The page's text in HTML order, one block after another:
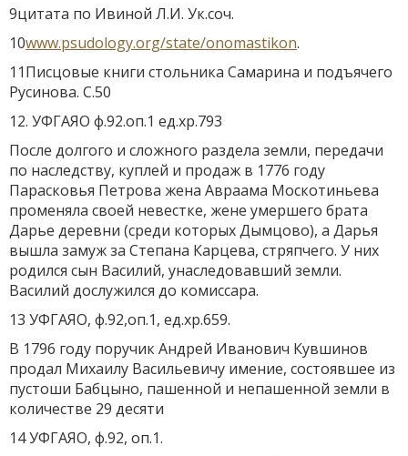
9цитата по Ивиной Л.И. Ук.соч.
10www.psudology.org/state/onomastikon.
11Писцовые книги стольника Самарина и подъячего
Русинова. С.50
12. УФГАЯО ф.92.оп.1 ед.хр.793
После долгого и сложного раздела земли, передачи
по наследству, куплей и продаж в 1776 году
Парасковья Петрова жена Авраама Москотиньева
променяла своей невестке, жене умершего брата
Дарье деревни (среди которых Дымцово), а Дарья
вышла замуж за Степана Карцева, стряпчего. У них
родился сын Василий, унаследовавший земли.
Василий дослужился до комиссара.
13 УФГАЯО, ф.92,оп.1, ед.хр.659.
В 1796 году поручик Андрей Иванович Кувшинов
продал Михаилу Васильевичу имение, состоявшее из
пустоши Бабцыно, пашенной и непашенной земли в
количестве 29 десяти
14 УФГАЯО, ф.92, оп.1.